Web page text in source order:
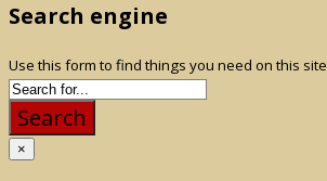
Search engine
Use this form to find things you need on this site
Search
×